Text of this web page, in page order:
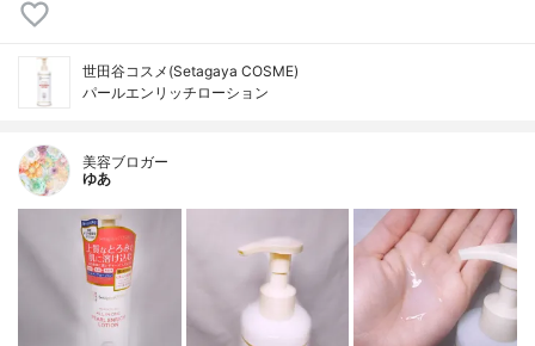
世田谷コスメ(Setagaya COSME)
パールエンリッチローション
美容ブロガー
ゆあ